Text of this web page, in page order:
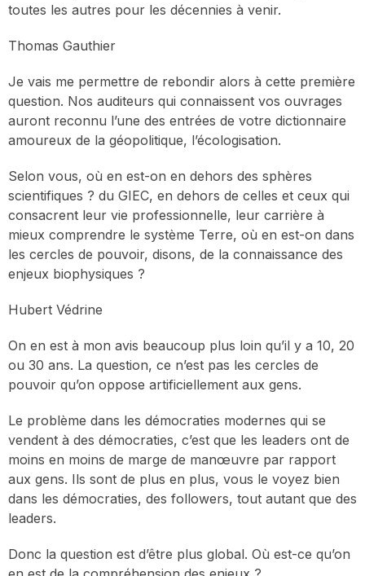
toutes les autres pour les décennies à venir.
Thomas Gauthier
Je vais me permettre de rebondir alors à cette première
question. Nos auditeurs qui connaissent vos ouvrages
auront reconnu l’une des entrées de votre dictionnaire
amoureux de la géopolitique, l’écologisation.
Selon vous, où en est-on en dehors des sphères
scientifiques ? du GIEC, en dehors de celles et ceux qui
consacrent leur vie professionnelle, leur carrière à
mieux comprendre le système Terre, où en est-on dans
les cercles de pouvoir, disons, de la connaissance des
enjeux biophysiques ?
Hubert Védrine
On en est à mon avis beaucoup plus loin qu’il y a 10, 20
ou 30 ans. La question, ce n’est pas les cercles de
pouvoir qu’on oppose artificiellement aux gens.
Le problème dans les démocraties modernes qui se
vendent à des démocraties, c’est que les leaders ont de
moins en moins de marge de manœuvre par rapport
aux gens. Ils sont de plus en plus, vous le voyez bien
dans les démocraties, des followers, tout autant que des
leaders.
Donc la question est d’être plus global. Où est-ce qu’on